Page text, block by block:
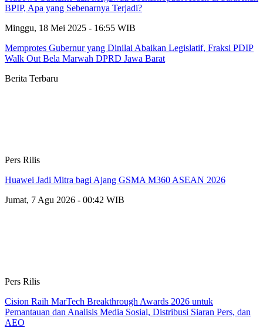
BPIP, Apa yang Sebenarnya Terjadi?
Minggu, 18 Mei 2025 - 16:55 WIB
Memprotes Gubernur yang Dinilai Abaikan Legislatif, Fraksi PDIP
Walk Out Bela Marwah DPRD Jawa Barat
Berita Terbaru
Pers Rilis
Huawei Jadi Mitra bagi Ajang GSMA M360 ASEAN 2026
Jumat, 7 Agu 2026 - 00:42 WIB
Pers Rilis
Cision Raih MarTech Breakthrough Awards 2026 untuk
Pemantauan dan Analisis Media Sosial, Distribusi Siaran Pers, dan
AEO